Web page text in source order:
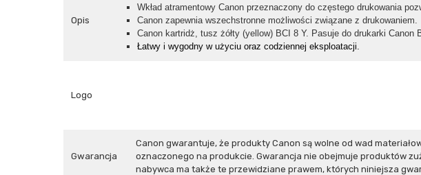
Opis
Wkład atramentowy Canon przeznaczony do częstego drukowania
Canon zapewnia wszechstronne możliwości związane z drukowaniem.
Canon kartridż, tusz żółty (yellow) BCI 8 Y. Pasuje do drukarki Canon
Łatwy i wygodny w użyciu oraz codziennej eksploatacji.
Logo
Gwarancja
Canon gwarantuje, że produkty Canon są wolne od wad
oznaczonego na produkcie. Gwarancja nie obejmuje produktów
nabywca ma także te przewidziane prawem, których niniejsza